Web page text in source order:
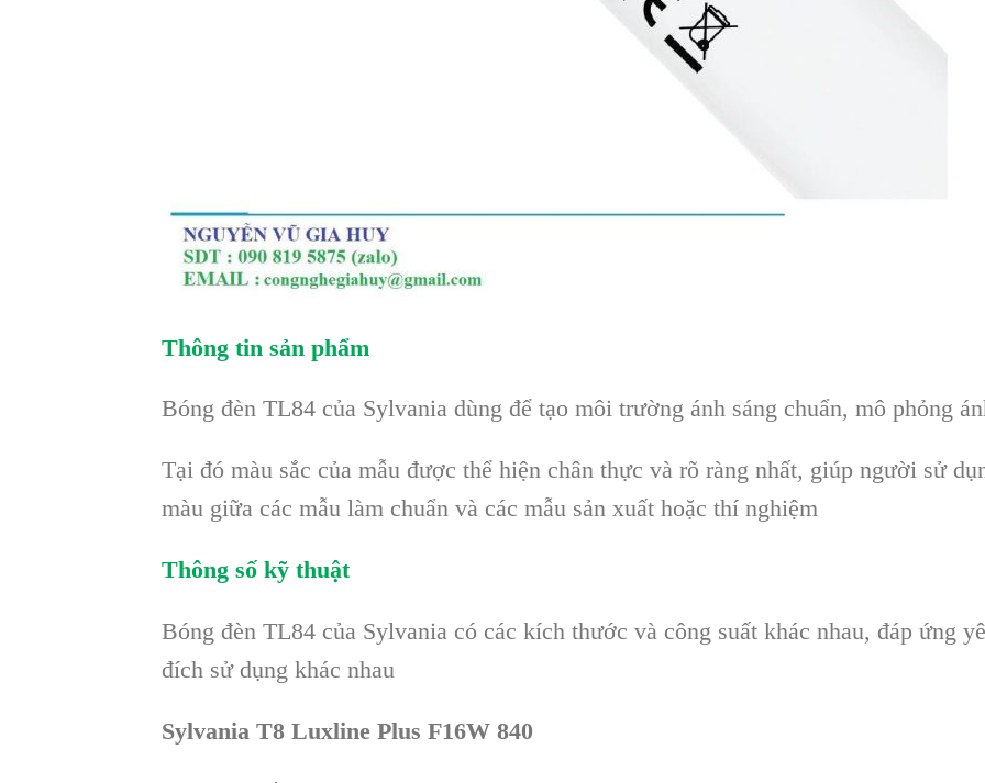
Thông tin sản phẩm
Bóng đèn TL84 của Sylvania dùng để tạo môi trường ánh sáng chuẩn, mô phỏng
Tại đó màu sắc của mẫu được thể hiện chân thực và rõ ràng nhất, giúp người sử
màu giữa các mẫu làm chuẩn và các mẫu sản xuất hoặc thí nghiệm
Thông số kỹ thuật
Bóng đèn TL84 của Sylvania có các kích thước và công suất khác nhau, đáp ứng
đích sử dụng khác nhau
Sylvania T8 Luxline Plus F16W 840